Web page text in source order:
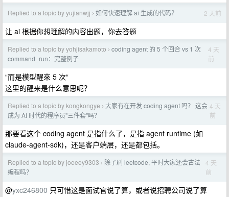
Replied to a topic by yujianwjj › 如何快速理解 ai 生成的代码？ 2 天前
让 ai 根据你想理解的内容出题，你去答题
Replied to a topic by yohjisakamoto › coding agent 的 5 个回合 vs 1 次
command_run：完整例子
4 天
前
“而是模型醒來 5 次“
这里的醒来是什么意思呢？
Replied to a topic by kongkongye › 大家有在开发 coding agent 吗？ 这会
成为 AI 时代的程序员"三件套"吗？
4 天
前
那要看这个 coding agent 是指什么了，是指 agent runtime (如
claude-agent-sdk)，还是客户端层，还是都包括。
Replied to a topic by joeeey9303 › 除了刷 leetcode, 平时大家还会古法
编程吗？
4 天
前
@yxc246800 只可惜这是面试官说了算，或者说招聘公司说了算